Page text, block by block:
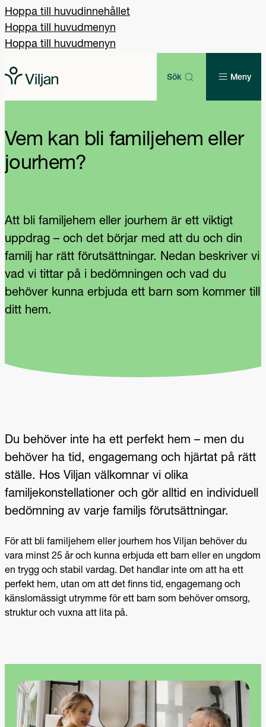
Hoppa till huvudinnehållet
Hoppa till huvudmenyn
Hoppa till huvudmenyn
Sök Meny
Vem kan bli familjehem eller
jourhem?
Att bli familjehem eller jourhem är ett viktigt
uppdrag – och det börjar med att du och din
familj har rätt förutsättningar. Nedan beskriver vi
vad vi tittar på i bedömningen och vad du
behöver kunna erbjuda ett barn som kommer till
ditt hem.
Du behöver inte ha ett perfekt hem – men du
behöver ha tid, engagemang och hjärtat på rätt
ställe. Hos Viljan välkomnar vi olika
familjekonstellationer och gör alltid en individuell
bedömning av varje familjs förutsättningar.
För att bli familjehem eller jourhem hos Viljan behöver du
vara minst 25 år och kunna erbjuda ett barn eller en ungdom
en trygg och stabil vardag. Det handlar inte om att ha ett
perfekt hem, utan om att det finns tid, engagemang och
känslomässigt utrymme för ett barn som behöver omsorg,
struktur och vuxna att lita på.